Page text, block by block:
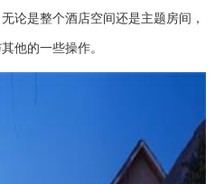
论是整个酒店空间还是主题房间，
他的一些操作。